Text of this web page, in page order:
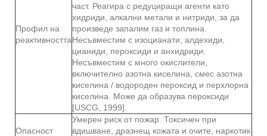
Профил на
реактивността
част. Реагира с редуциращи агенти като
хидриди, алкални метали и нитриди, за да
произведе запалим газ и топлина.
Несъвместим с изоцианати, алдехиди,
цианиди, пероксиди и анхидриди.
Несъвместим с много окислители,
включително азотна киселина, смес азотна
киселина / водороден пероксид и перхлорна
киселина. Може да образува пероксиди
[USCG, 1999].
Опасност
Умерен риск от пожар. Токсичен при
вдишване, дразнещ кожата и очите, наркотик